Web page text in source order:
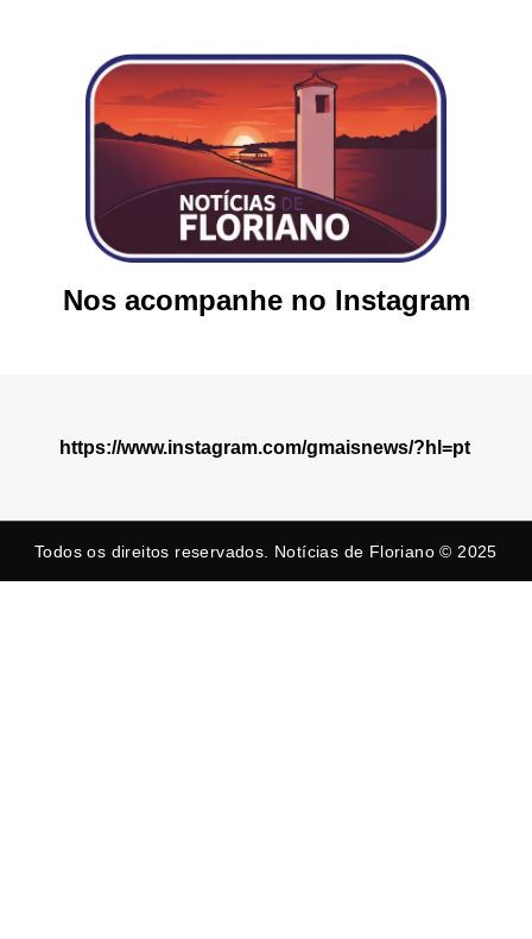
Nos acompanhe no Instagram
https://www.instagram.com/gmaisnews/?hl=pt
Todos os direitos reservados. Notícias de Floriano © 2025